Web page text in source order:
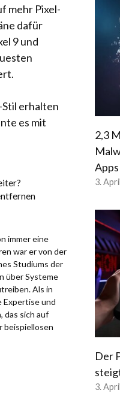
mehr Pixel-
dafür
9 und
erhalten
es mit
immer eine
war er von der
Studiums der
über Systeme
Als in
Expertise und
das sich auf
beispiellosen
2,3
3.
Der
3.